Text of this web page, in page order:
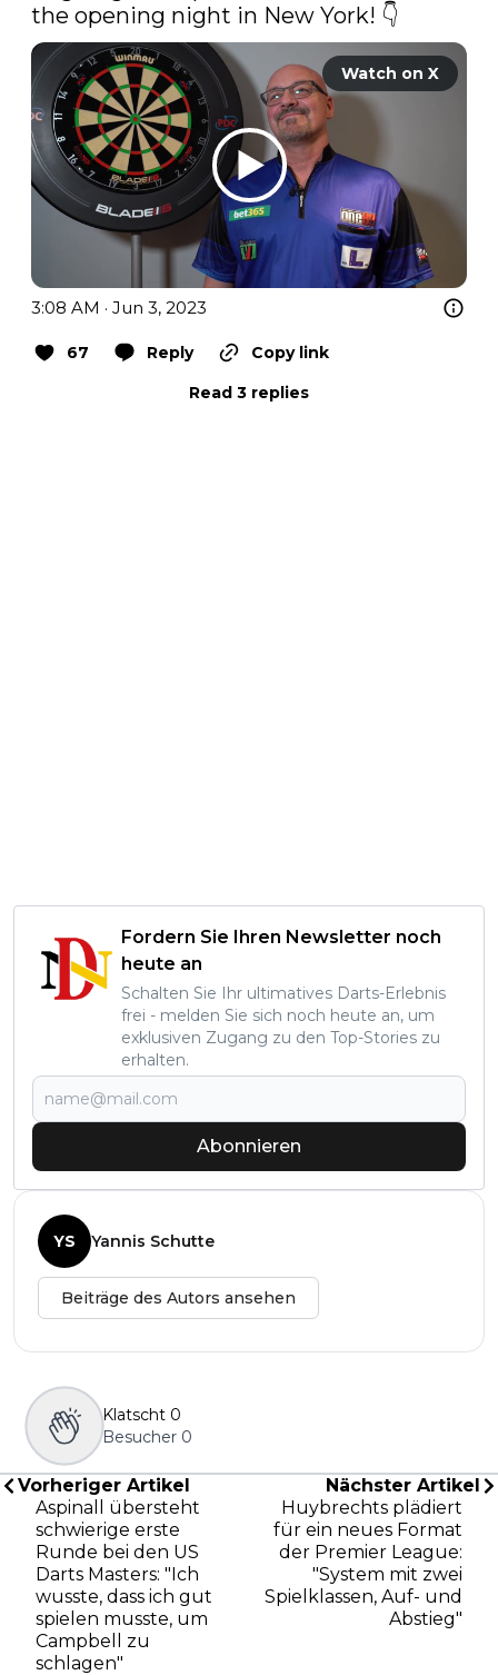
the opening night in New York! 👇
Watch on X
3:08 AM · Jun 3, 2023
67 Reply
Copy link
Read 3 replies
Fordern Sie Ihren Newsletter noch
heute an
Schalten Sie Ihr ultimatives Darts-Erlebnis
frei - melden Sie sich noch heute an, um
exklusiven Zugang zu den Top-Stories zu
erhalten.
Abonnieren
YS Yannis Schutte
Beiträge des Autors ansehen
Klatscht 0
Besucher 0
Vorheriger Artikel
Aspinall übersteht
schwierige erste
Runde bei den US
Darts Masters: "Ich
wusste, dass ich gut
spielen musste, um
Campbell zu
schlagen"
Nächster Artikel
Huybrechts plädiert
für ein neues Format
der Premier League:
"System mit zwei
Spielklassen, Auf- und
Abstieg"